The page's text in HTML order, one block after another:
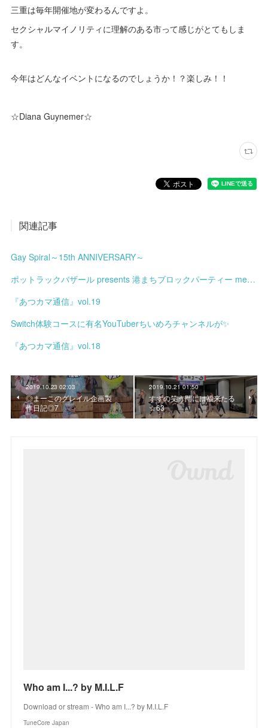
三重は毎年開催地が変わるんですよ。
セクシャルマイノリティに理解のある市って感じがとてもしま
す。
今年はどんなイベントになるのでしょうか！？楽しみ！！
☆Diana Guynemer☆
関連記事
Gay Spiral～15th ANNIVERSARY～
ポットラックバザール presents 港まちブロックパーティー meets みなと土曜市
『あつカマ通信』vol.19
Switch体験コースに有名YouTuberちいめろチャンネルが✨
『あつカマ通信』vol.18
2019.10.23 02:03
◎まーこのグレイル企画製
作日記◎7
2019.10.21 01:50
すずの笑う門には福来たる
☆63
Who am I...? by M.I.L.F
Download or stream - Who am I...? by M.I.L.F
TuneCore Japan